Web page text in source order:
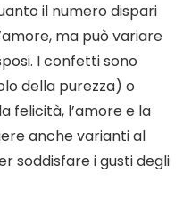
il numero dispari
ma può variare
I confetti sono
della purezza) o
felicità, l’amore e la
anche varianti al
soddisfare i gusti degli